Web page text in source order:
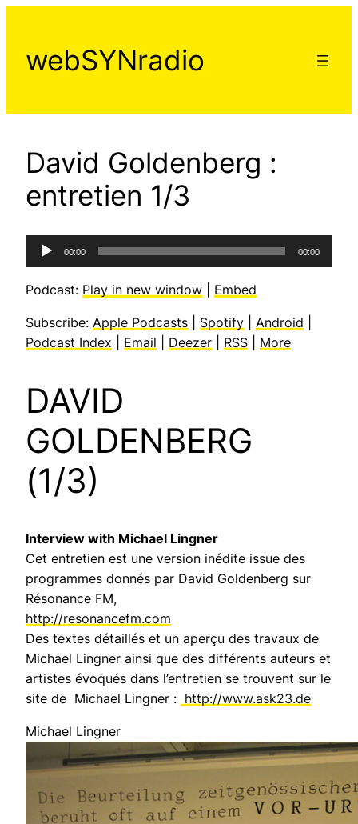
contenu
webSYNradio
David Goldenberg :
entretien 1/3
Lecteur
audio
00:00 00:00
Podcast: Play in new window Embed
Subscribe: Apple Podcasts Spotify Android
Podcast Index
Email Deezer RSS More
DAVID
GOLDENBERG
(1/3)
Interview with Michael Lingner
Cet entretien est une version inédite issue des
programmes donnés par David Goldenberg sur
Résonance FM,
http://resonancefm.com
Des textes détaillés et un aperçu des travaux de
Michael Lingner ainsi que des différents auteurs et
artistes évoqués dans l’entretien se trouvent sur le
site de Michael Lingner : http://www.ask23.de
Michael Lingner